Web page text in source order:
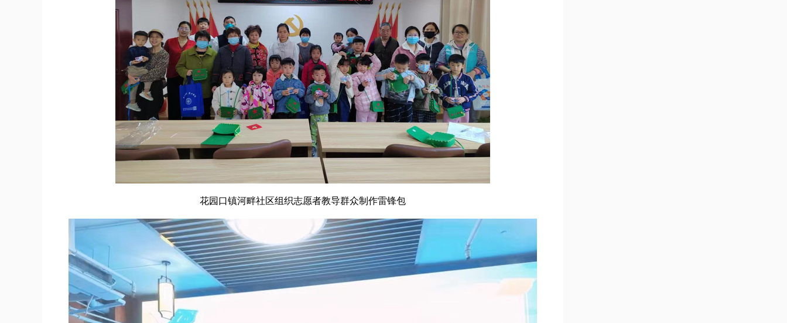
花园口镇河畔社区组织志愿者教导群众制作雷锋包